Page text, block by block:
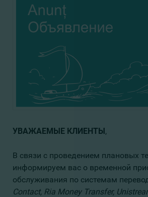
УВАЖАЕМЫЕ КЛИЕНТЫ,
В связи с проведением плановых
информируем вас о временной
обслуживания по системам
Contact, Ria Money Transfer,